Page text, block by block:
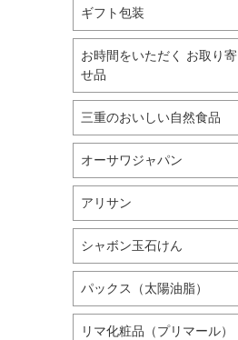
ギフト包装
お時間をいただく お取り寄
せ品
三重のおいしい自然食品
オーサワジャパン
アリサン
シャボン玉石けん
パックス（太陽油脂）
リマ化粧品（プリマール）